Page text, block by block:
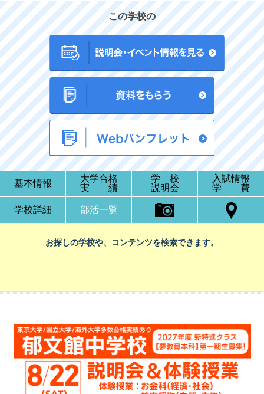
この学校の
基本情報
大学合格
実 績
学 校
説明会
入試情報
学 費
学校詳細 部活一覧
お探しの学校や、コンテンツを検索できます。